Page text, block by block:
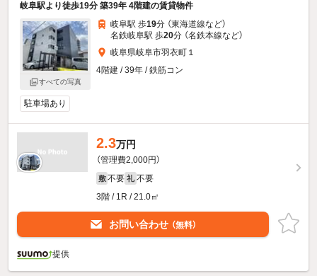
岐阜駅より徒歩19分 築39年 4階建の賃貸物件
すべての写真
岐阜駅 歩19分 （東海道線など）
名鉄岐阜駅 歩20分 （名鉄本線など）
岐阜県岐阜市羽衣町１
4階建 / 39年 / 鉄筋コン
駐車場あり
2.3万円
（管理費2,000円）
敷 不要 礼 不要
3階 / 1R / 21.0㎡
お問い合わせ （無料）
提供